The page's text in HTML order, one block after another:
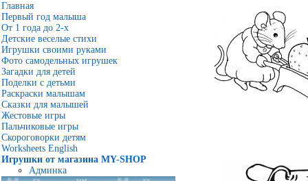
Главная
Первый год малыша
От 1 года до 2-х
Детские веселые стихи
Игрушки своими руками
Фото самодельных игрушек
Загадки для детей
Поделки с детьми
Раскраски малышам
Сказки для малышей
Жестовые игры
Пальчиковые игры
Скороговорки детям
Worksheets English
Игрушки от магазина MY-SHOP
Админка